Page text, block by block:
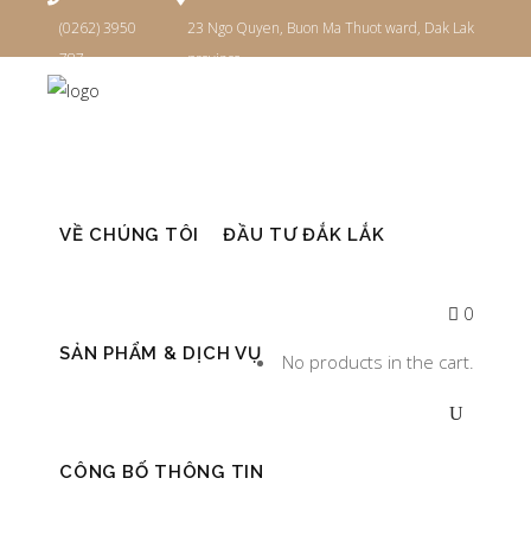
(0262) 3950
787
23 Ngo Quyen, Buon Ma Thuot ward, Dak Lak
province
VỀ CHÚNG TÔI ĐẦU TƯ ĐẮK LẮK
SẢN PHẨM & DỊCH VỤ
CÔNG BỐ THÔNG TIN
0
No products in the cart.